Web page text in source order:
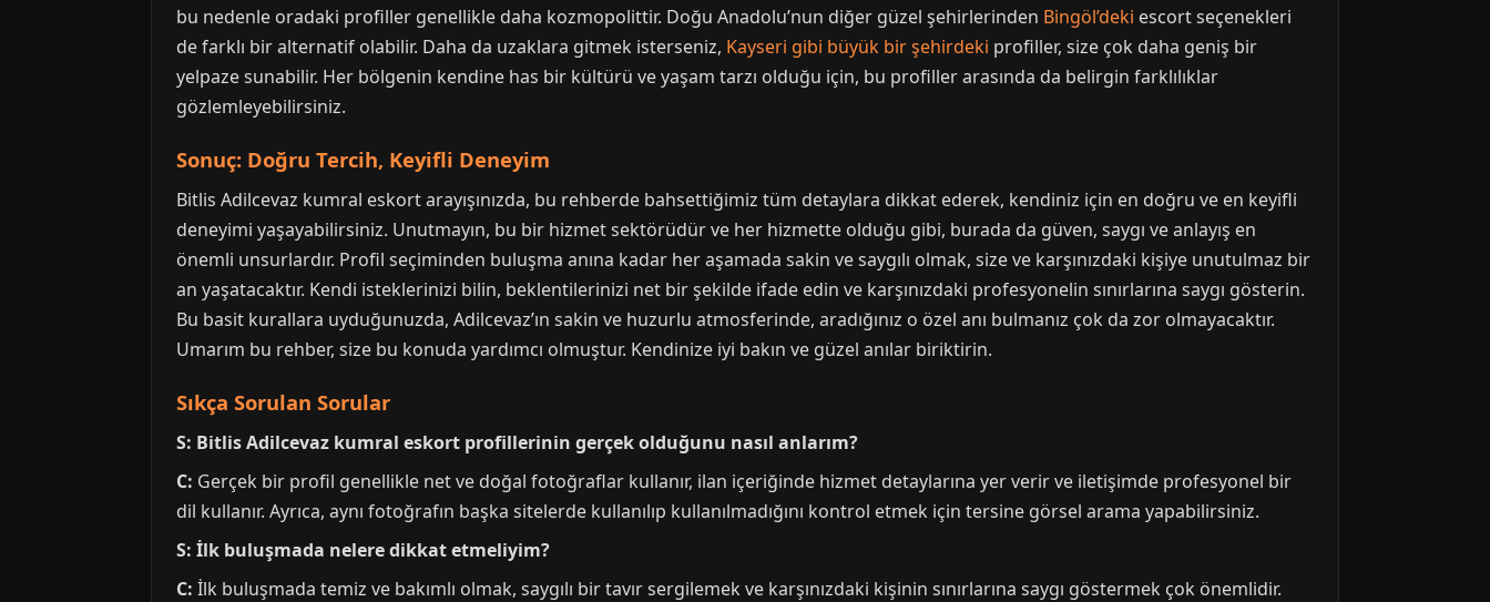
bu nedenle oradaki profiller genellikle daha kozmopolittir. Doğu Anadolu’nun diğer güzel şehirlerinden Bingöl’deki escort seçenekleri
de farklı bir alternatif olabilir. Daha da uzaklara gitmek isterseniz, Kayseri gibi büyük bir şehirdeki profiller, size çok daha geniş bir
yelpaze sunabilir. Her bölgenin kendine has bir kültürü ve yaşam tarzı olduğu için, bu profiller arasında da belirgin farklılıklar
gözlemleyebilirsiniz.
Sonuç: Doğru Tercih, Keyifli Deneyim
Bitlis Adilcevaz kumral eskort arayışınızda, bu rehberde bahsettiğimiz tüm detaylara dikkat ederek, kendiniz için en doğru ve en keyifli
deneyimi yaşayabilirsiniz. Unutmayın, bu bir hizmet sektörüdür ve her hizmette olduğu gibi, burada da güven, saygı ve anlayış en
önemli unsurlardır. Profil seçiminden buluşma anına kadar her aşamada sakin ve saygılı olmak, size ve karşınızdaki kişiye unutulmaz bir
an yaşatacaktır. Kendi isteklerinizi bilin, beklentilerinizi net bir şekilde ifade edin ve karşınızdaki profesyonelin sınırlarına saygı gösterin.
Bu basit kurallara uyduğunuzda, Adilcevaz’ın sakin ve huzurlu atmosferinde, aradığınız o özel anı bulmanız çok da zor olmayacaktır.
Umarım bu rehber, size bu konuda yardımcı olmuştur. Kendinize iyi bakın ve güzel anılar biriktirin.
Sıkça Sorulan Sorular
S: Bitlis Adilcevaz kumral eskort profillerinin gerçek olduğunu nasıl anlarım?
C: Gerçek bir profil genellikle net ve doğal fotoğraflar kullanır, ilan içeriğinde hizmet detaylarına yer verir ve iletişimde profesyonel bir
dil kullanır. Ayrıca, aynı fotoğrafın başka sitelerde kullanılıp kullanılmadığını kontrol etmek için tersine görsel arama yapabilirsiniz.
S: İlk buluşmada nelere dikkat etmeliyim?
C: İlk buluşmada temiz ve bakımlı olmak, saygılı bir tavır sergilemek ve karşınızdaki kişinin sınırlarına saygı göstermek çok önemlidir.